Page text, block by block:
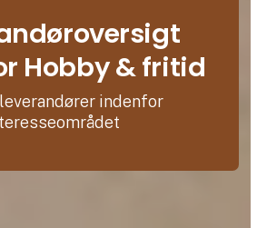
Hobby & fritid
indenfor